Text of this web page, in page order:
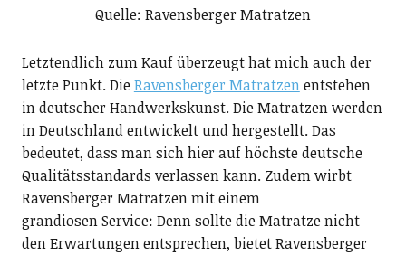
Quelle: Ravensberger Matratzen
Letztendlich zum Kauf überzeugt hat mich auch der
letzte Punkt. DieRavensberger Matratzenentstehen
in deutscher Handwerkskunst. Die Matratzen werden
in Deutschland entwickelt und hergestellt. Das
bedeutet, dass man sich hier auf höchste deutsche
Qualitätsstandards verlassen kann. Zudem wirbt
Ravensberger Matratzen mit einem
grandiosen Service: Denn sollte die Matratze nicht
den Erwartungen entsprechen, bietet Ravensberger